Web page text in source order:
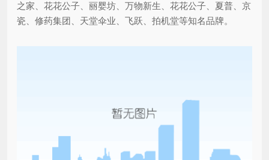
之家、花花公子、丽婴坊、万物新生、花花公子、夏普、京
瓷、修药集团、天堂伞业、飞跃、拍机堂等知名品牌。